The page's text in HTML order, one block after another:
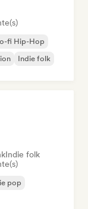
fi Hip-Hop
Indie folk
Indie folk
pop